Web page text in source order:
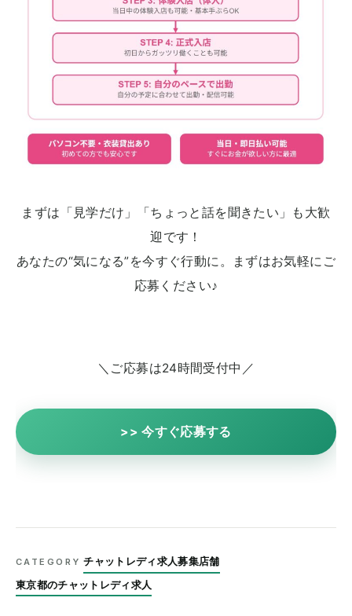
まずは「見学だけ」「ちょっと話を聞きたい」も大歓
迎です！
あなたの“気になる”を今すぐ行動に。まずはお気軽にご
応募ください♪
＼ご応募は24時間受付中／
>> 今すぐ応募する
CATEGORY チャットレディ求人募集店舗
東京都のチャットレディ求人